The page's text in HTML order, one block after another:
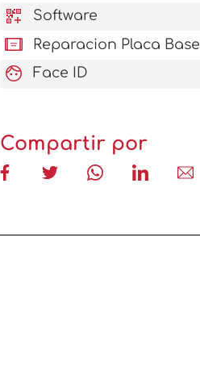
qr_code_2_add Software
aod_tablet Reparacion Placa Base
face Face ID
Compartir por